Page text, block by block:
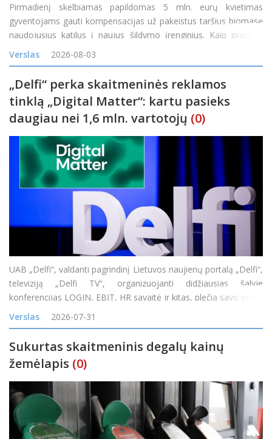
Pirmadienį skelbiamas papildomas 5 mln. eurų kvietimas
gyventojams gauti kompensacijas už pakeistus taršius biomasę
naudojusius katilus į naujus šildymo įrenginius. Kaip pranešė
Lietuvos energetikos agentūra (LEA), teikti paraiškas gyventojai
Verslas 2026-08-03
„Delfi“ perka skaitmeninės reklamos
tinklą „Digital Matter“: kartu pasieks
daugiau nei 1,6 mln. vartotojų (0)
UAB „Delfi“, valdanti pagrindinį Lietuvos naujienų portalą „Delfi“,
televiziją „Delfi TV“, organizuojanti didžiausias šalyje
konferencijas LOGIN, EBIT, HR savaitė ir kitas, plečia savo veiklą
įsigijusi vieną didžiausių skaitmeninės reklamos tinklų Baltijos
Verslas 2026-07-31
Sukurtas skaitmeninis degalų kainų
žemėlapis (0)